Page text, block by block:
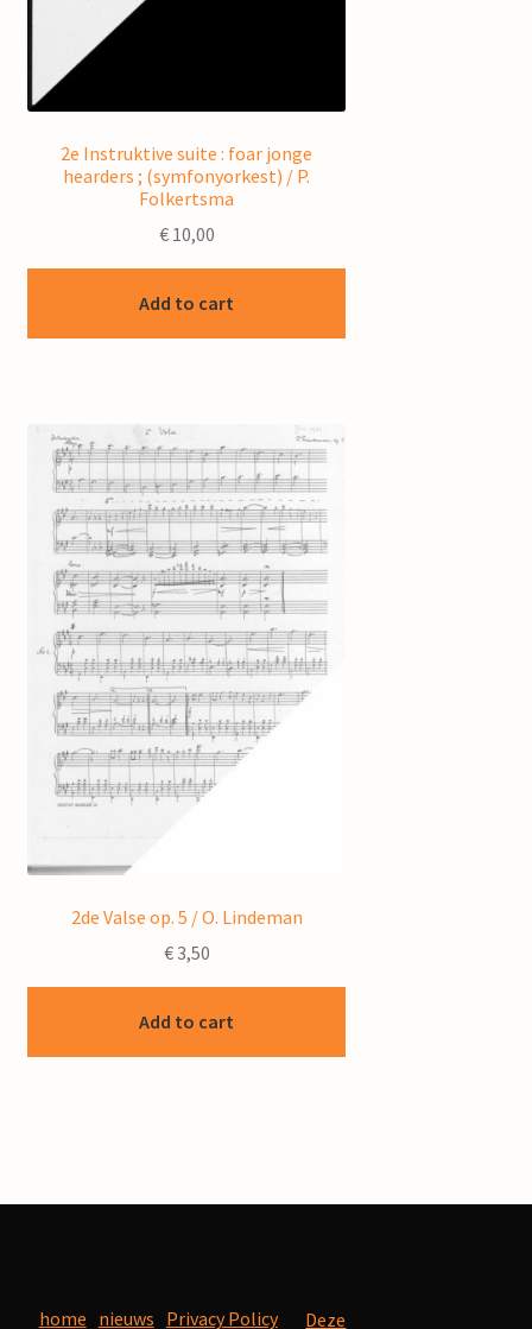
2e Instruktive suite : foar jonge
hearders ; (symfonyorkest) / P.
Folkertsma
€10,00
Add to cart
2de Valse op. 5 / O. Lindeman
€3,50
Add to cart
home nieuws Privacy Policy Deze